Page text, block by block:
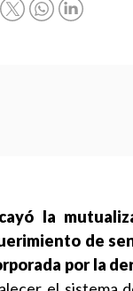
la
de
por la